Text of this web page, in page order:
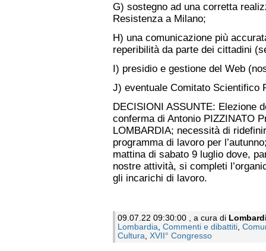
G) sostegno ad una corretta
Resistenza a Milano;
H) una comunicazione più
reperibilità da parte dei cittadini
I) presidio e gestione del Web
J) eventuale Comitato Scientifico
DECISIONI ASSUNTE: Elezione
conferma di Antonio PIZZINATO
LOMBARDIA; necessità di
programma di lavoro per
mattina di sabato 9 luglio dove,
nostre attività, si completi
gli incarichi di lavoro.
09.07.22 09:30:00 , a cura di
Lombardia Commenti e dibattiti
Cultura XVII° Congresso